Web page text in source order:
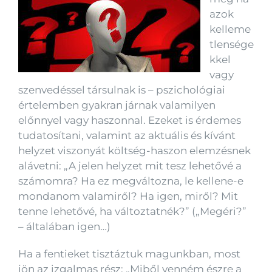
azok
kelleme
tlensége
kkel
vagy
szenvedéssel társulnak is – pszichológiai
értelemben gyakran járnak valamilyen
előnnyel vagy haszonnal. Ezeket is érdemes
tudatosítani, valamint az aktuális és kívánt
helyzet viszonyát költség-haszon elemzésnek
alávetni: „A jelen helyzet mit tesz lehetővé a
számomra? Ha ez megváltozna, le kellene-e
mondanom valamiről? Ha igen, miről? Mit
tenne lehetővé, ha változtatnék?” („Megéri?”
– általában igen…)
Ha a fentieket tisztáztuk magunkban, most
jön az izgalmas rész: „Miből venném észre a